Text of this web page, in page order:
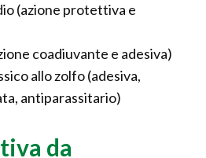
(azione protettiva e
coadiuvante e adesiva)
allo zolfo (adesiva,
antiparassitario)
da